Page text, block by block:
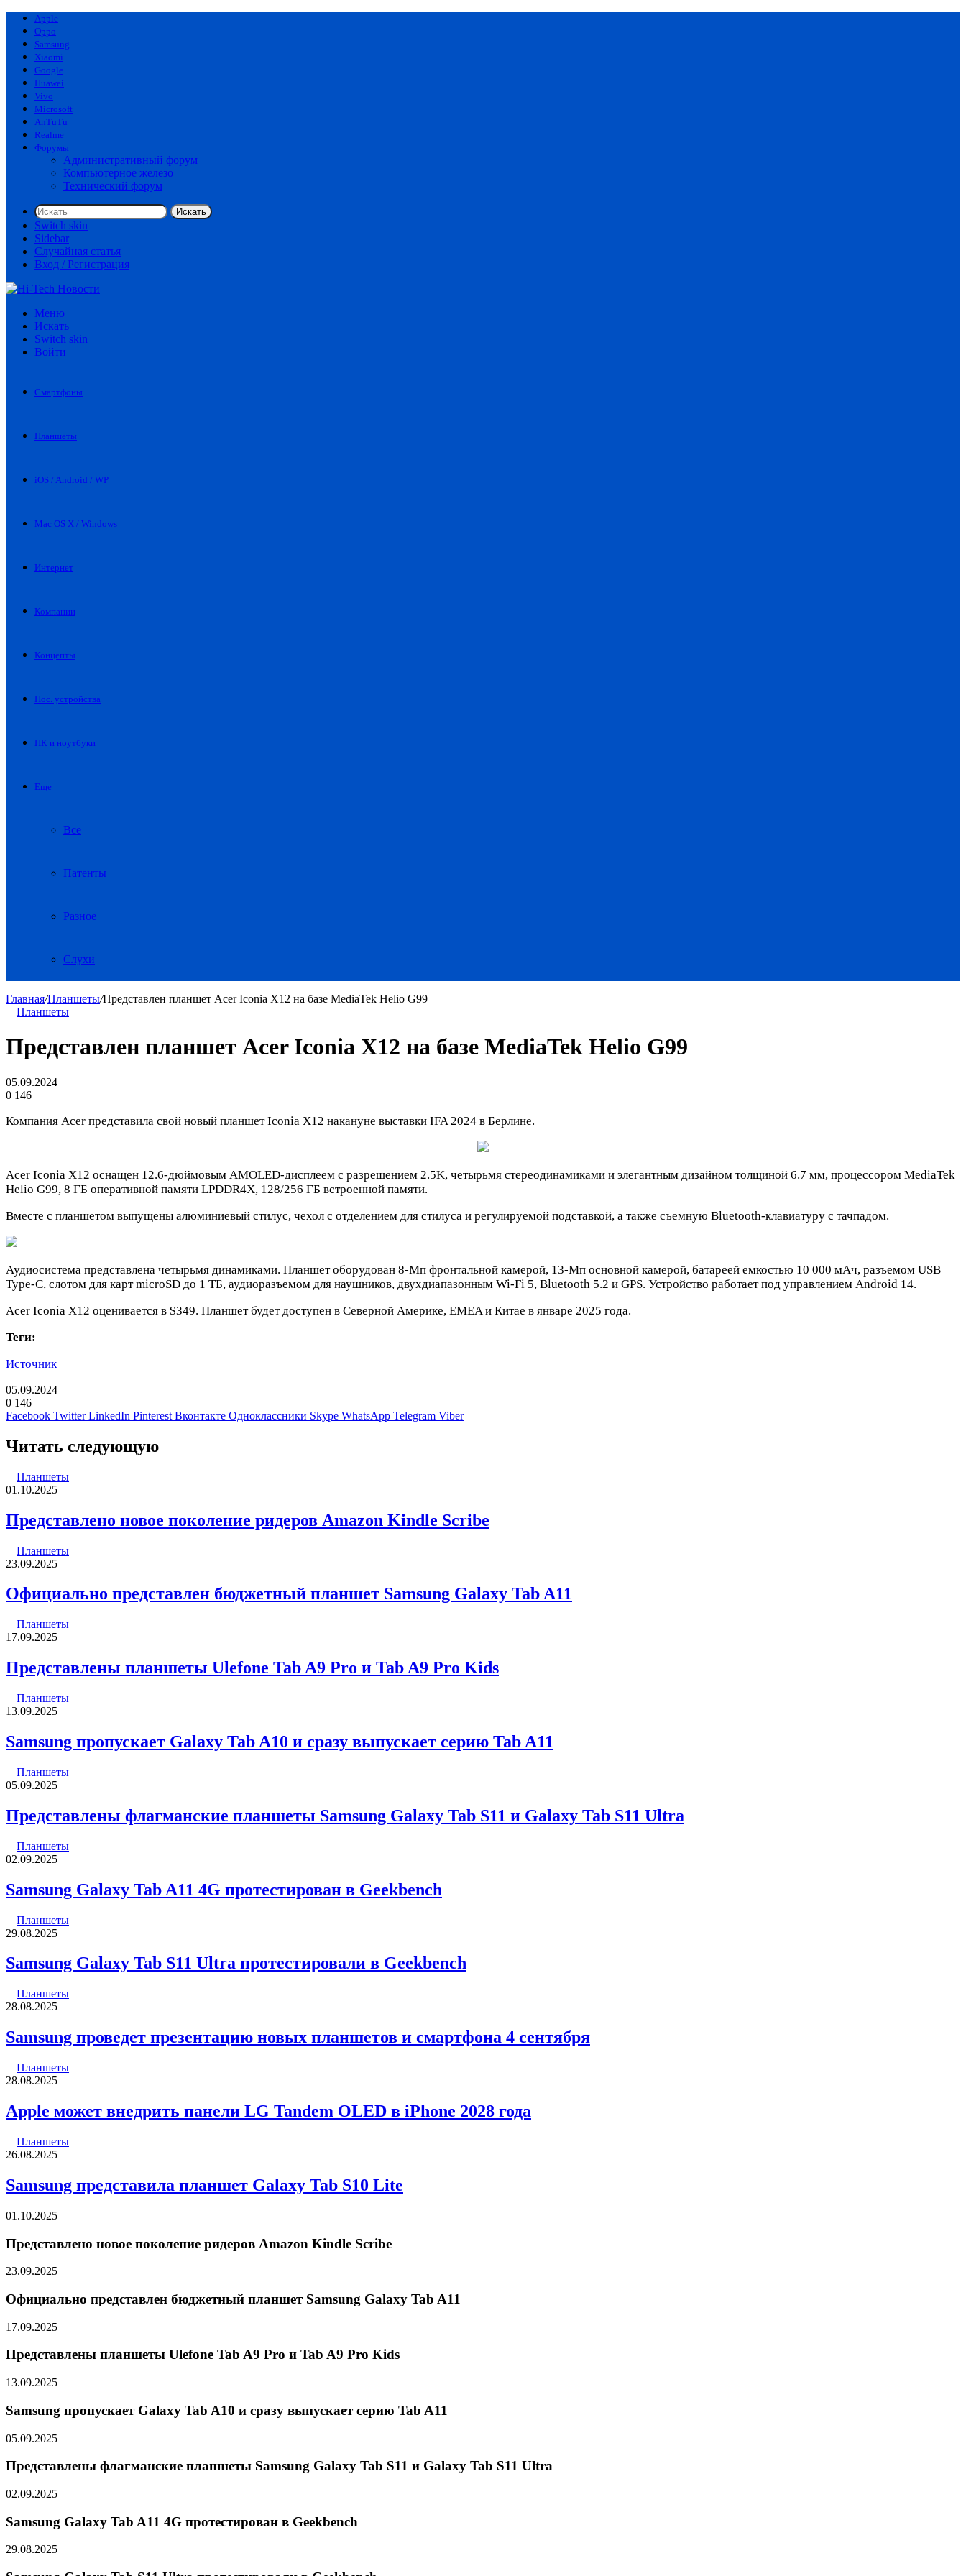
Apple
Oppo
Samsung
Xiaomi
Google
Huawei
Vivo
Microsoft
AnTuTu
Realme
Форумы
Административный форум
Компьютерное железо
Технический форум
Искать
Switch skin
Sidebar
Случайная статья
Вход / Регистрация
Меню
Искать
Switch skin
Войти
Смартфоны
Планшеты
iOS / Android / WP
Mac OS X / Windows
Интернет
Компании
Концепты
Нос. устройства
ПК и ноутбуки
Еще
Все
Патенты
Разное
Слухи
Главная/Планшеты/Представлен планшет Acer Iconia X12 на базе MediaTek Helio G99
Планшеты
Представлен планшет Acer Iconia X12 на базе MediaTek Helio G99
05.09.2024
0 146
Компания Acer представила свой новый планшет Iconia X12 накануне выставки IFA 2024 в Берлине.
Acer Iconia X12 оснащен 12.6-дюймовым AMOLED-дисплеем с разрешением 2.5K, четырьмя стереодинамиками и элегантным дизайном толщиной 6.7 мм, процессором MediaTek
Helio G99, 8 ГБ оперативной памяти LPDDR4X, 128/256 ГБ встроенной памяти.
Вместе с планшетом выпущены алюминиевый стилус, чехол с отделением для стилуса и регулируемой подставкой, а также съемную Bluetooth-клавиатуру с тачпадом.
Аудиосистема представлена четырьмя динамиками. Планшет оборудован 8-Мп фронтальной камерой, 13-Мп основной камерой, батареей емкостью 10 000 мАч, разъемом USB
Type-C, слотом для карт microSD до 1 ТБ, аудиоразъемом для наушников, двухдиапазонным Wi-Fi 5, Bluetooth 5.2 и GPS. Устройство работает под управлением Android 14.
Acer Iconia X12 оценивается в $349. Планшет будет доступен в Северной Америке, EMEA и Китае в январе 2025 года.
Теги:
Источник
05.09.2024
0 146
Facebook Twitter LinkedIn Pinterest Вконтакте Одноклассники Skype WhatsApp Telegram Viber
Читать следующую
Планшеты
01.10.2025
Представлено новое поколение ридеров Amazon Kindle Scribe
Планшеты
23.09.2025
Официально представлен бюджетный планшет Samsung Galaxy Tab A11
Планшеты
17.09.2025
Представлены планшеты Ulefone Tab A9 Pro и Tab A9 Pro Kids
Планшеты
13.09.2025
Samsung пропускает Galaxy Tab A10 и сразу выпускает серию Tab A11
Планшеты
05.09.2025
Представлены флагманские планшеты Samsung Galaxy Tab S11 и Galaxy Tab S11 Ultra
Планшеты
02.09.2025
Samsung Galaxy Tab A11 4G протестирован в Geekbench
Планшеты
29.08.2025
Samsung Galaxy Tab S11 Ultra протестировали в Geekbench
Планшеты
28.08.2025
Samsung проведет презентацию новых планшетов и смартфона 4 сентября
Планшеты
28.08.2025
Apple может внедрить панели LG Tandem OLED в iPhone 2028 года
Планшеты
26.08.2025
Samsung представила планшет Galaxy Tab S10 Lite
01.10.2025
Представлено новое поколение ридеров Amazon Kindle Scribe
23.09.2025
Официально представлен бюджетный планшет Samsung Galaxy Tab A11
17.09.2025
Представлены планшеты Ulefone Tab A9 Pro и Tab A9 Pro Kids
13.09.2025
Samsung пропускает Galaxy Tab A10 и сразу выпускает серию Tab A11
05.09.2025
Представлены флагманские планшеты Samsung Galaxy Tab S11 и Galaxy Tab S11 Ultra
02.09.2025
Samsung Galaxy Tab A11 4G протестирован в Geekbench
29.08.2025